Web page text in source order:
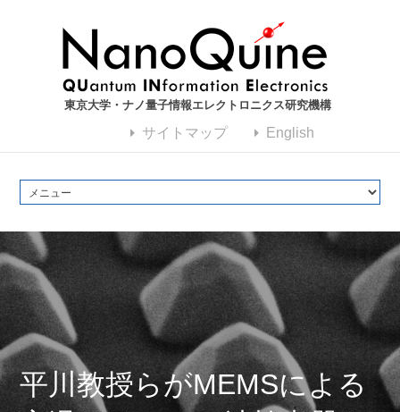
東京大学・ナノ量子情報エレクトロニクス研究機構
サイトマップ English
平川教授らがMEMSによる